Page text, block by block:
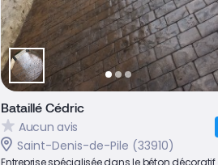
Bataillé Cédric
Aucun avis
Saint-Denis-de-Pile (33910)
Entreprise spécialisée dans le béton décoratif.